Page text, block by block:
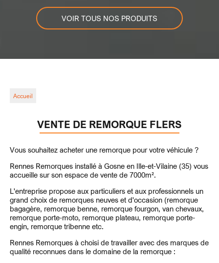
VOIR TOUS NOS PRODUITS
Accueil
VENTE DE REMORQUE FLERS
Vous souhaitez acheter une remorque pour votre véhicule ?
Rennes Remorques installé à Gosne en Ille-et-Vilaine (35) vous
accueille sur son espace de vente de 7000m².
L'entreprise propose aux particuliers et aux professionnels un
grand choix de remorques neuves et d'occasion (remorque
bagagère, remorque benne, remorque fourgon, van chevaux,
remorque porte-moto, remorque plateau, remorque porte-
engin, remorque tribenne etc.
Rennes Remorques à choisi de travailler avec des marques de
qualité reconnues dans le domaine de la remorque :